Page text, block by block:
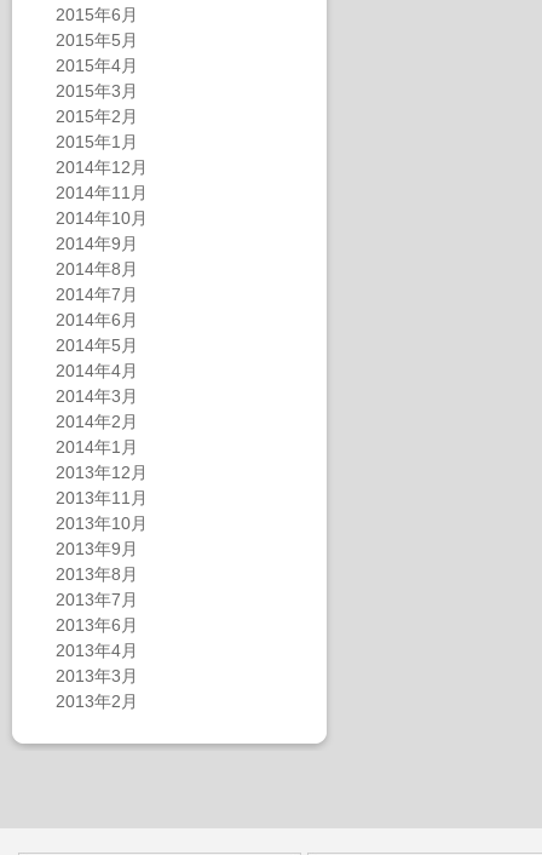
2015年6月
2015年5月
2015年4月
2015年3月
2015年2月
2015年1月
2014年12月
2014年11月
2014年10月
2014年9月
2014年8月
2014年7月
2014年6月
2014年5月
2014年4月
2014年3月
2014年2月
2014年1月
2013年12月
2013年11月
2013年10月
2013年9月
2013年8月
2013年7月
2013年6月
2013年4月
2013年3月
2013年2月